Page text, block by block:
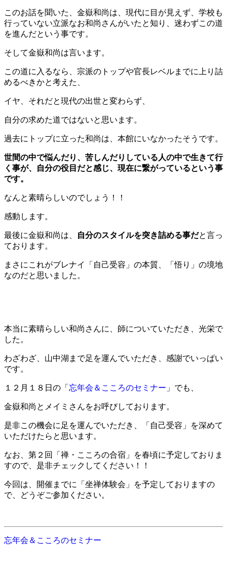
このお話を聞いた、金嶽和尚は、現代に目が見えず、学校も
行っていない立派なお和尚さんがいたと知り、迷わずこの道
を進んだという事です。
そして金嶽和尚は言います。
この道に入るなら、宗派のトップや官長レベルまでに上り詰
めるべきかと考えた、
イヤ、それだと現代の出世と変わらず、
自分の求めた道ではないと思います。
過去にトップに立った和尚は、本館にいなかったそうです。
世間の中で悩んだり、苦しんだりしている人の中で生きて行
く事が、自分の役目だと感じ、現在に繋がっているという事
です。
なんと素晴らしいのでしょう！！
感動します。
最後に金嶽和尚は、 自分のスタイルを突き詰める事だと言っ
ております。
まさにこれがブレナイ「自己受容」の本質、「悟り」の境地
なのだと思いました。
本当に素晴らしい和尚さんに、師についていただき、光栄で
した。
わざわざ、山中湖まで足を運んでいただき、感謝でいっぱい
です。
１２月１８日の「 忘年会＆こころのセミナー 」でも、
金嶽和尚とメイミさんをお呼びしております。
是非この機会に足を運んでいただき、「自己受容」を深めて
いただけたらと思います。
なお、第２回「禅・こころの合宿」を春頃に予定しておりま
すので、是非チェックしてください！！
今回は、開催までに「坐禅体験会」を予定しておりますの
で、どうぞご参加ください。
忘年会＆こころのセミナー